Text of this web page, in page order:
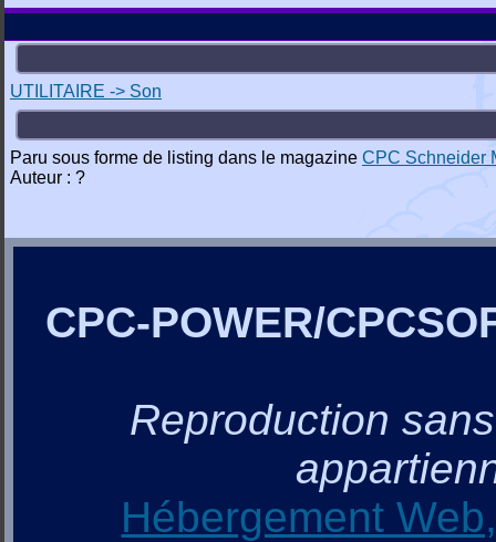
UTILITAIRE -> Son
Paru sous forme de listing dans le magazine CPC Schneider
Auteur : ?
CPC-POWER/
Reproduction
Hébergement